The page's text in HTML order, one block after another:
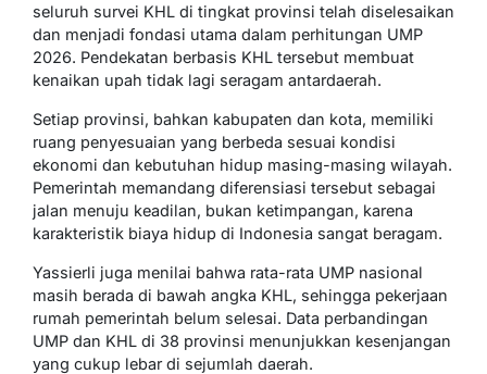
seluruh survei KHL di tingkat provinsi telah diselesaikan
dan menjadi fondasi utama dalam perhitungan UMP
2026. Pendekatan berbasis KHL tersebut membuat
kenaikan upah tidak lagi seragam antardaerah.
Setiap provinsi, bahkan kabupaten dan kota, memiliki
ruang penyesuaian yang berbeda sesuai kondisi
ekonomi dan kebutuhan hidup masing-masing wilayah.
Pemerintah memandang diferensiasi tersebut sebagai
jalan menuju keadilan, bukan ketimpangan, karena
karakteristik biaya hidup di Indonesia sangat beragam.
Yassierli juga menilai bahwa rata-rata UMP nasional
masih berada di bawah angka KHL, sehingga pekerjaan
rumah pemerintah belum selesai. Data perbandingan
UMP dan KHL di 38 provinsi menunjukkan kesenjangan
yang cukup lebar di sejumlah daerah.